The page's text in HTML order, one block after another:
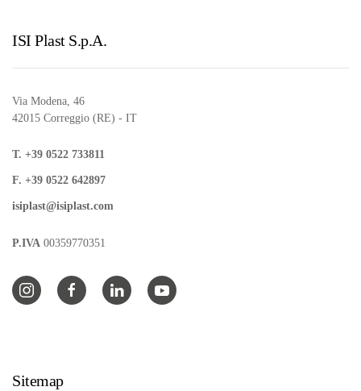
ISI Plast S.p.A.
Via Modena, 46
42015 Correggio (RE) - IT
T. +39 0522 733811
F. +39 0522 642897
isiplast@isiplast.com
P.IVA 00359770351
Sitemap